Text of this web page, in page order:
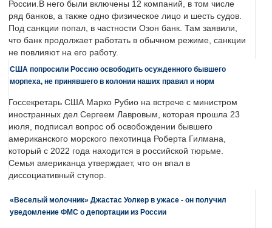
России.В него были включены 12 компаний, в том числе
ряд банков, а также одно физическое лицо и шесть судов.
Под санкции попал, в частности Озон банк. Там заявили,
что банк продолжает работать в обычном режиме, санкции
не повлияют на его работу.
США попросили Россию освободить осужденного бывшего
морпеха, не принявшего в колонии наших правил и норм
Госсекретарь США Марко Рубио на встрече с министром
иностранных дел Сергеем Лавровым, которая прошла 23
июля, подписал вопрос об освобождении бывшего
американского морского пехотинца Роберта Гилмана,
который с 2022 года находится в российской тюрьме.
Семья американца утверждает, что он впал в
диссоциативный ступор.
«Веселый молочник» Джастас Уолкер в ужасе - он получил
уведомление ФМС о депортации из России